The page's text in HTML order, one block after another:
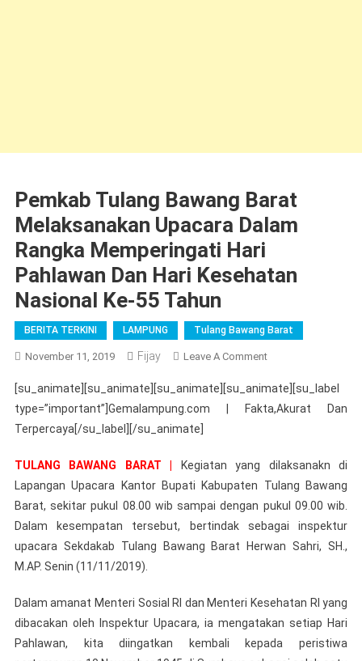
Pemkab Tulang Bawang Barat
Melaksanakan Upacara Dalam
Rangka Memperingati Hari
Pahlawan Dan Hari Kesehatan
Nasional Ke-55 Tahun
BERITA TERKINI LAMPUNG Tulang Bawang Barat
November 11, 2019 Fijay Leave A CommentOn
Tulang
Bawang
Upacara
Dalam
Rangka
Memperingati
Hari
Hari
Kesehatan
[su_animate][su_animate][su_animate][su_animate][su_label
type=”important”]Gemalampung.com | Fakta,Akurat Dan
Terpercaya[/su_label][/su_animate]
TULANG BAWANG BARAT |
Kegiatan yang dilaksanakn di
Lapangan Upacara Kantor Bupati Kabupaten Tulang Bawang
Barat, sekitar pukul 08.00 wib sampai dengan pukul 09.00 wib.
Dalam kesempatan tersebut, bertindak sebagai inspektur
upacara Sekdakab Tulang Bawang Barat Herwan Sahri, SH.,
M.AP. Senin (11/11/2019).
Dalam amanat Menteri Sosial RI dan Menteri Kesehatan RI yang
dibacakan oleh Inspektur Upacara, ia mengatakan setiap Hari
Pahlawan, kita diingatkan kembali kepada peristiwa